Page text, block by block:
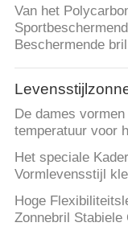
Van het
Beschermende
De dames
temperatuur voor
Het speciale
Vormlevensstijl
Hoge
Zonnebril